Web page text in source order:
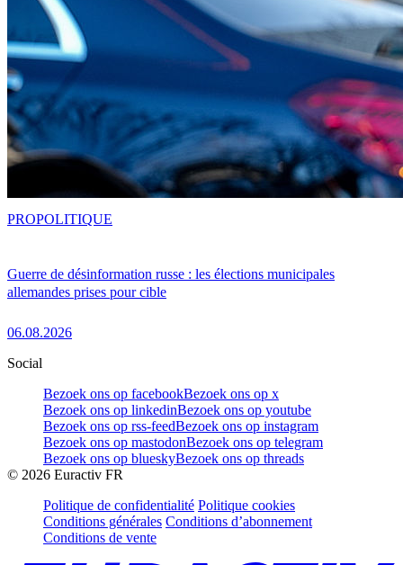
Guerre de désinformation russe : les élections municipales
allemandes prises pour cible
06.08.2026
PROPOLITIQUE
Social
Bezoek ons op facebookBezoek ons op x
Bezoek ons op linkedinBezoek ons op youtube
Bezoek ons op rss-feedBezoek ons op instagram
Bezoek ons op mastodonBezoek ons op telegram
Bezoek ons op blueskyBezoek ons op threads
© 2026 Euractiv FR
Politique de confidentialité Politique cookies
Conditions générales Conditions d’abonnement
Conditions de vente